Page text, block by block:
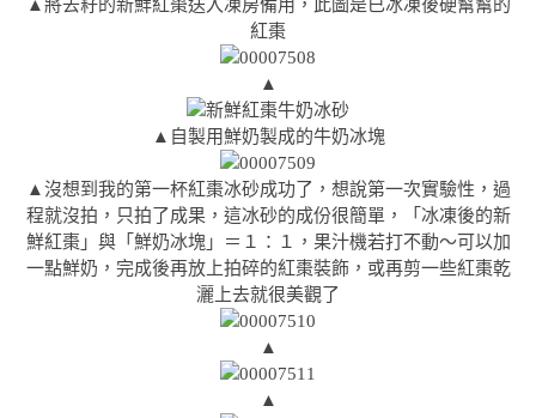
▲將去籽的新鮮紅棗送入凍房備用，此圖是已冰凍後硬幫幫的
紅棗
▲
▲自製用鮮奶製成的牛奶冰塊
▲沒想到我的第一杯紅棗冰砂成功了，想說第一次實驗性，過
程就沒拍，只拍了成果，這冰砂的成份很簡單，「冰凍後的新
鮮紅棗」與「鮮奶冰塊」＝１：１，果汁機若打不動～可以加
一點鮮奶，完成後再放上拍碎的紅棗裝飾，或再剪一些紅棗乾
灑上去就很美觀了
▲
▲